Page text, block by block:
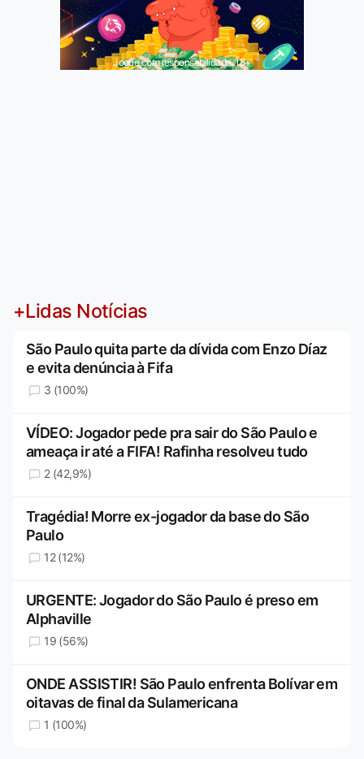
Jogue com responsabilidade. 18+
+Lidas Notícias
São Paulo quita parte da dívida com Enzo Díaz
e evita denúncia à Fifa
3 (100%)
VÍDEO: Jogador pede pra sair do São Paulo e
ameaça ir até a FIFA! Rafinha resolveu tudo
2 (42,9%)
Tragédia! Morre ex-jogador da base do São
Paulo
12 (12%)
URGENTE: Jogador do São Paulo é preso em
Alphaville
19 (56%)
ONDE ASSISTIR! São Paulo enfrenta Bolívar em
oitavas de final da Sulamericana
1 (100%)